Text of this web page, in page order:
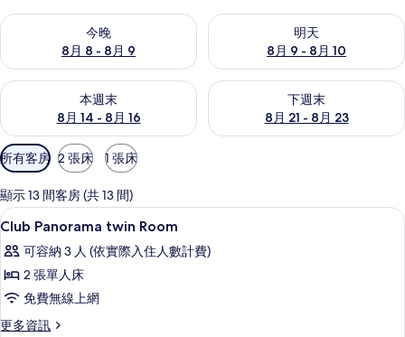
今晚
8月 8 - 8月 9
查看今晚 (8月 8 - 8月 9) 的供應情況
明天
8月 9 - 8月 10
查看明天 (8月 9 - 8月 10) 的供
本週末
8月 14 - 8月 16
查看本週末 (8月 14 - 8月 16) 的供應情況
下週末
8月 21 - 8月 23
查看下週末 (8月 21 - 8月 23)
可
用
的
客
房
篩
選
條
所有客房 2 張床 1 張床
顯示 13 間客房 (共 13 間)
顯
示
Club
Panorama
twin
Room
客房內保險箱、書桌、遮光布/窗簾、
3
Club Panorama twin Room
可容納 3 人 (依實際入住人數計費)
2 張單人床
免費無線上網
更多資訊
更